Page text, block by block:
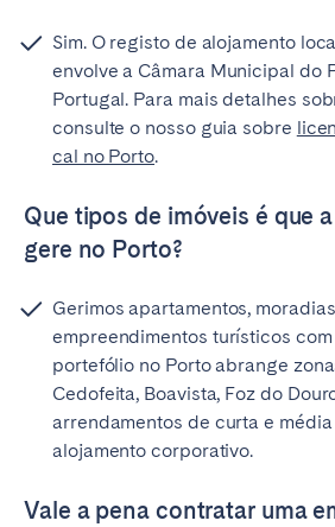
Sim. O registo de alojamento
envolve a Câmara Municipal do
Portugal. Para mais detalhes
consulte o nosso guia sobre
cal no Porto.
Que tipos de imóveis é que
gere no Porto?
Gerimos apartamentos,
empreendimentos turísticos
portefólio no Porto abrange
Cedofeita, Boavista, Foz do
arrendamentos de curta e
alojamento corporativo.
Vale a pena contratar uma